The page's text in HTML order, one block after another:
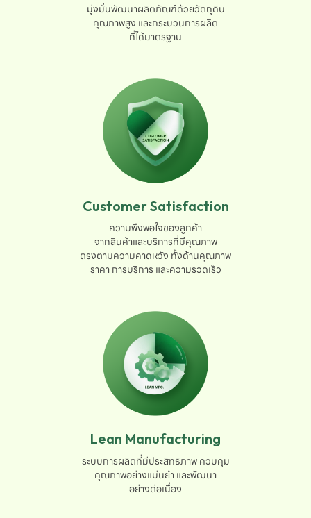
มุ่งมั่นพัฒนาผลิตภัณฑ์ด้วยวัตถุดิบ
คุณภาพสูง และกระบวนการผลิต
ที่ได้มาตรฐาน
Customer Satisfaction
ความพึงพอใจของลูกค้า
จากสินค้าและบริการที่มีคุณภาพ
ตรงตามความคาดหวัง ทั้งด้านคุณภาพ
ราคา การบริการ และความรวดเร็ว
Lean Manufacturing
ระบบการผลิตที่มีประสิทธิภาพ ควบคุม
คุณภาพอย่างแม่นยำ และพัฒนา
อย่างต่อเนื่อง